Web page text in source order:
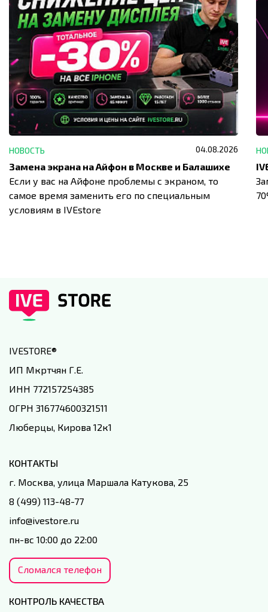
НОВОСТЬ 04.08.2026
Замена экрана на Айфон в Москве и Балашихе
Если у вас на Айфоне проблемы с экраном, то
самое время заменить его по специальным
условиям в IVEstore
IVESTORE®
ИП Мкртчян Г.Е.
ИНН 772157254385
ОГРН 316774600321511
Люберцы, Кирова 12к1
КОНТАКТЫ
г. Москва, улица Маршала Катукова, 25
8 (499) 113-48-77
info@ivestore.ru
пн-вс 10:00 до 22:00
Сломался телефон
КОНТРОЛЬ КАЧЕСТВА